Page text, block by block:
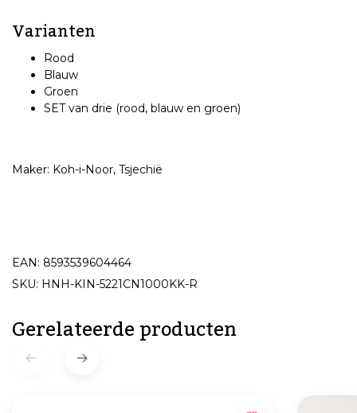
Varianten
Rood
Blauw
Groen
SET van drie (rood, blauw en groen)
Maker: Koh-i-Noor, Tsjechië
EAN: 8593539604464
SKU: HNH-KIN-5221CN1000KK-R
Gerelateerde producten